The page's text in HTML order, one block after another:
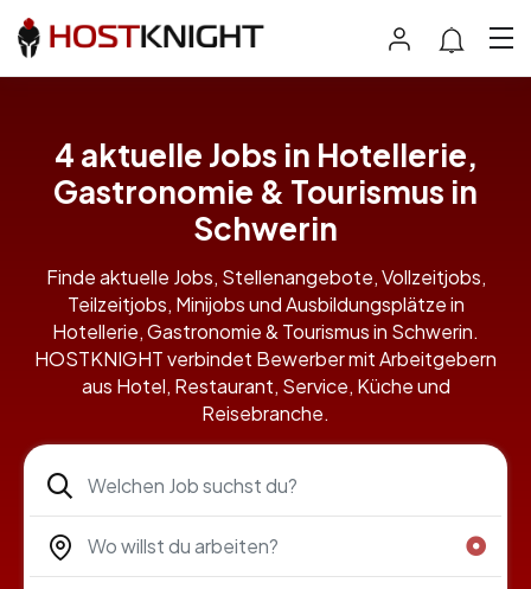
4 aktuelle Jobs in Hotellerie,
Gastronomie & Tourismus in
Schwerin
Finde aktuelle Jobs, Stellenangebote, Vollzeitjobs,
Teilzeitjobs, Minijobs und Ausbildungsplätze in
Hotellerie, Gastronomie & Tourismus in Schwerin.
HOSTKNIGHT verbindet Bewerber mit Arbeitgebern
aus Hotel, Restaurant, Service, Küche und
Reisebranche.